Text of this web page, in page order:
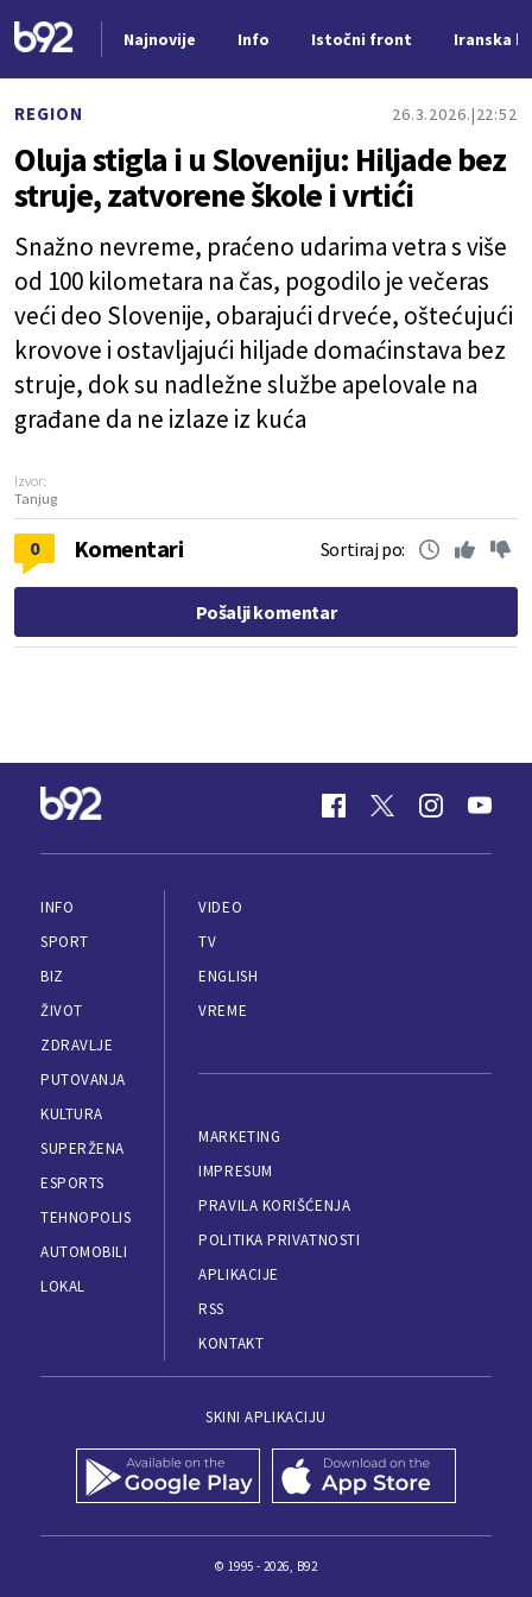
Najnovije Info Istočni front Iranska
REGION 26.3.2026. 22:52
Oluja stigla i u Sloveniju: Hiljade bez
struje, zatvorene škole i vrtići
Snažno nevreme, praćeno udarima vetra s više
od 100 kilometara na čas, pogodilo je večeras
veći deo Slovenije, obarajući drveće, oštećujući
krovove i ostavljajući hiljade domaćinstava bez
struje, dok su nadležne službe apelovale na
građane da ne izlaze iz kuća
Izvor:
Tanjug
0 Komentari Sortiraj po:
Pošalji komentar
INFO
SPORT
BIZ
ŽIVOT
ZDRAVLJE
PUTOVANJA
KULTURA
SUPERŽENA
ESPORTS
TEHNOPOLIS
AUTOMOBILI
LOKAL
VIDEO
TV
ENGLISH
VREME
MARKETING
IMPRESUM
PRAVILA KORIŠĆENJA
POLITIKA PRIVATNOSTI
APLIKACIJE
RSS
KONTAKT
SKINI APLIKACIJU
© 1995 - 2026, B92